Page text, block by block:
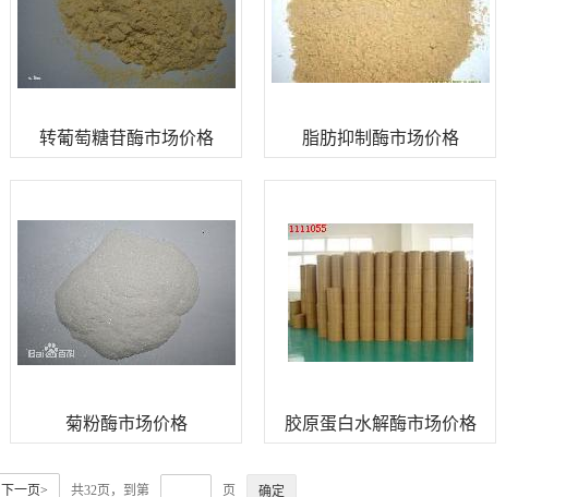
转葡萄糖苷酶市场价格 脂肪抑制酶市场价格
菊粉酶市场价格 胶原蛋白水解酶市场价格
下一页> 共32页，到第 页